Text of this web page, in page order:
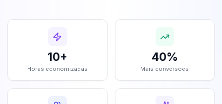
10+
Horas economizadas
40%
Mais conversões